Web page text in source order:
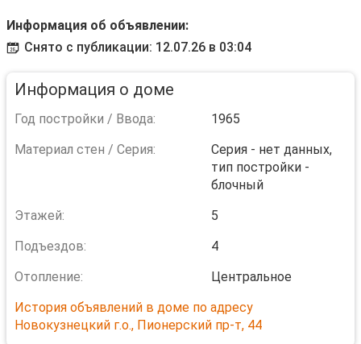
Информация об объявлении:
Снято с публикации: 12.07.26 в 03:04
Информация о доме
Год постройки / Ввода:
1965
Материал стен / Серия:
Серия - нет данных,
тип постройки -
блочный
Этажей:
5
Подъездов:
4
Отопление:
Центральное
История объявлений в доме по адресу
Новокузнецкий г.о., Пионерский пр-т, 44